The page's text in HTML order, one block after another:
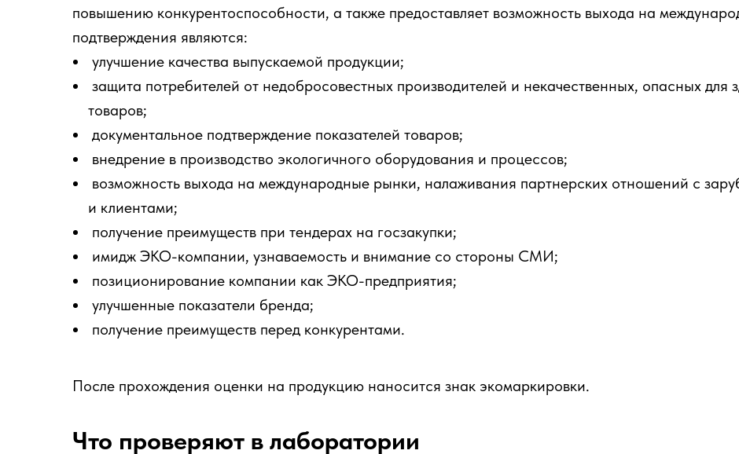
повышению конкурентоспособности, а также предоставляет возможность выхода на
подтверждения являются:
улучшение качества выпускаемой продукции;
защита потребителей от недобросовестных производителей и некачественных, опасных
товаров;
документальное подтверждение показателей товаров;
внедрение в производство экологичного оборудования и процессов;
возможность выхода на международные рынки, налаживания партнерских отношений с
и клиентами;
получение преимуществ при тендерах на госзакупки;
имидж ЭКО-компании, узнаваемость и внимание со стороны СМИ;
позиционирование компании как ЭКО-предприятия;
улучшенные показатели бренда;
получение преимуществ перед конкурентами.
После прохождения оценки на продукцию наносится знак экомаркировки.
Что проверяют в лаборатории